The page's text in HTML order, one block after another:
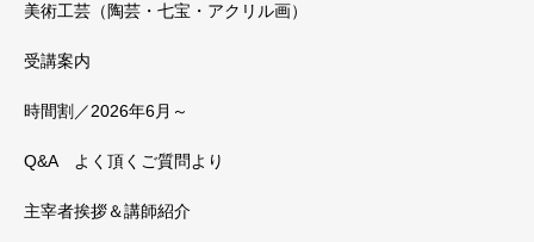
美術工芸（陶芸・七宝・アクリル画）
受講案内
時間割／2026年6月～
Q&A よく頂くご質問より
主宰者挨拶＆講師紹介